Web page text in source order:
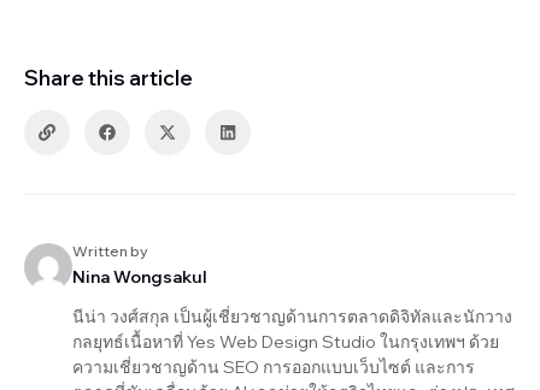
Share this article
Written by
Nina Wongsakul
นีน่า วงศ์สกุล เป็นผู้เชี่ยวชาญด้านการตลาดดิจิทัลและนักวาง
กลยุทธ์เนื้อหาที่ Yes Web Design Studio ในกรุงเทพฯ ด้วย
ความเชี่ยวชาญด้าน SEO การออกแบบเว็บไซต์ และการ